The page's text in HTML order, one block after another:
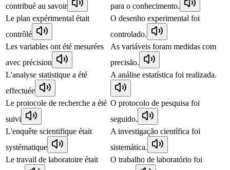
contribué au savoir
para o conhecimento.
Le plan expérimental était
contrôlé
O desenho experimental foi
controlado.
Les variables ont été mesurées
avec précision
As variáveis foram medidas com
precisão.
L'analyse statistique a été
effectuée
A análise estatística foi realizada.
Le protocole de recherche a été
suivi
O protocolo de pesquisa foi
seguido.
L'enquête scientifique était
systématique
A investigação científica foi
sistemática.
Le travail de laboratoire était
O trabalho de laboratório foi